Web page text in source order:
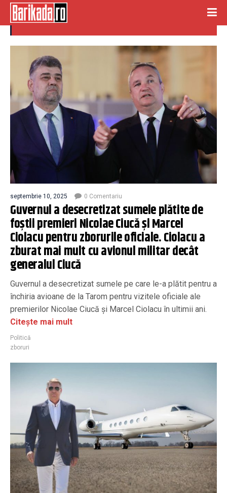
zboruri
septembrie 10, 2025 0 Comentariu
Guvernul a desecretizat sumele plătite de
foștii premieri Nicolae Ciucă și Marcel
Ciolacu pentru zborurile oficiale. Ciolacu a
zburat mai mult cu avionul militar decât
generalul Ciucă
Guvernul a desecretizat sumele pe care le-a plătit pentru a
închiria avioane de la Tarom pentru vizitele oficiale ale
premierilor Nicolae Ciucă şi Marcel Ciolacu în ultimii ani.
Citește mai mult
Politică
zboruri